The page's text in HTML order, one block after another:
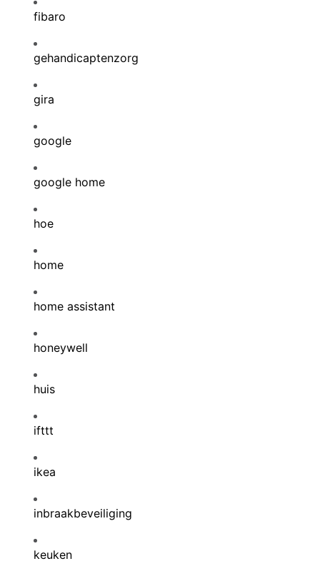
fibaro
gehandicaptenzorg
gira
google
google home
hoe
home
home assistant
honeywell
huis
ifttt
ikea
inbraakbeveiliging
keuken